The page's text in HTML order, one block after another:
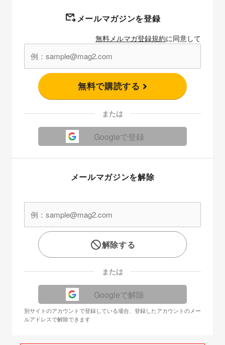
メールマガジンを登録
無料メルマガ登録規約に同意して
無料で購読する
または
Googleで登録
メールマガジンを解除
解除する
または
Googleで解除
別サイトのアカウントで登録している場合、登録したアカウントのメー
ルアドレスで解除できます